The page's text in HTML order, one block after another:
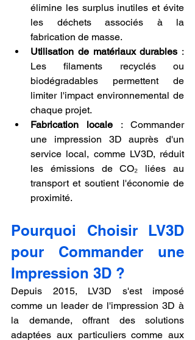
élimine les surplus inutiles et évite
les déchets associés à la
fabrication de masse.
Utilisation de matériaux durables :
Les filaments recyclés ou
biodégradables permettent de
limiter l'impact environnemental de
chaque projet.
Fabrication locale : Commander
une impression 3D auprès d'un
service local, comme LV3D, réduit
les émissions de CO₂ liées au
transport et soutient l'économie de
proximité.
Pourquoi Choisir LV3D
pour Commander une
Impression 3D ?
Depuis 2015, LV3D s'est imposé
comme un leader de l'impression 3D à
la demande, offrant des solutions
adaptées aux particuliers comme aux